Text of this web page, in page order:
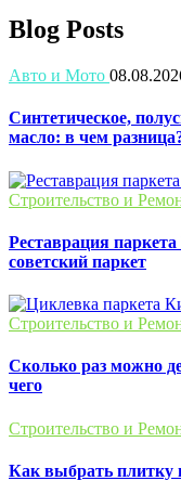
Blog Posts
Авто и Мото
Синтетическое,
масло: в чем
Строительство и
Реставрация
советский паркет
Строительство и
Сколько раз можно
чего
Строительство и
Как выбрать плитку